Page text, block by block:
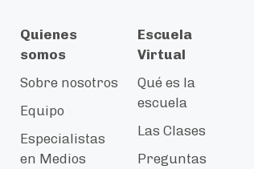
Quienes
somos
Sobre nosotros
Equipo
Especialistas
en Medios
Escuela
Virtual
Qué es la
escuela
Las Clases
Preguntas